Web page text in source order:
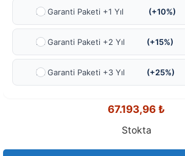
Ek Garanti Paketi +1 Yıl (+10%)
Ek Garanti Paketi +2 Yıl (+15%)
Ek Garanti Paketi +3 Yıl (+25%)
67.193,96 ₺
Stokta